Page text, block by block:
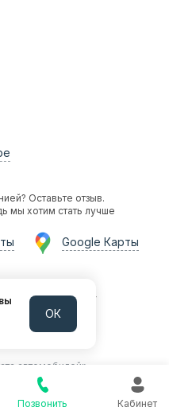
Позвонить Кабинет
Оставьте отзыв.
мы хотим стать лучше
Google Карты
38/8, офис 314
автомобилей»
ОК